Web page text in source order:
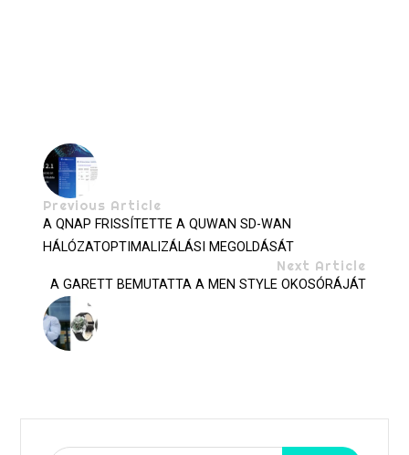
Previous Article
A QNAP FRISSÍTETTE A QUWAN SD-WAN
HÁLÓZATOPTIMALIZÁLÁSI MEGOLDÁSÁT
Next Article
A GARETT BEMUTATTA A MEN STYLE OKOSÓRÁJÁT